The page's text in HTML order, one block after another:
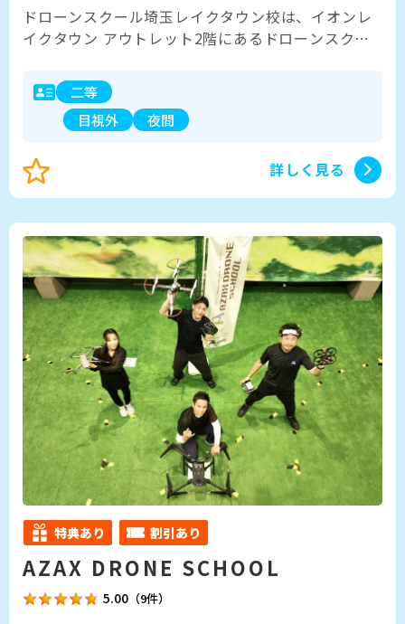
ドローンスクール埼玉レイクタウン校は、イオンレ
イクタウン アウトレット2階にあるドローンスクー
である「二等無人航空機操縦士」の講習を提供して
います。 また国家資格講習だけでなく、趣味から仕
事まで目的に応じたカリキュラムを多数ご用意して
ひとりおひとりに合わせて丁寧に対応いたします。
商業施設内のキレイな設備で女性の受講生も急増
中いただけます。 JR越谷レイクタウン駅から徒歩10
分、駐車場完備！（平日５時間無料・休日無料） 年
中無休で平日10時〜21時、土日祝は10時〜20時まで
営業しているため、受講生のご都合に合わせて通う
ことができます。 国家資格以外のコースもございま
すので まずは毎日開催している無料体験会にお越し
ください！
二等
目視外
夜間
詳しく見る
特典あり 割引あり
AZAX DRONE SCHOOL
5.00 （9件）